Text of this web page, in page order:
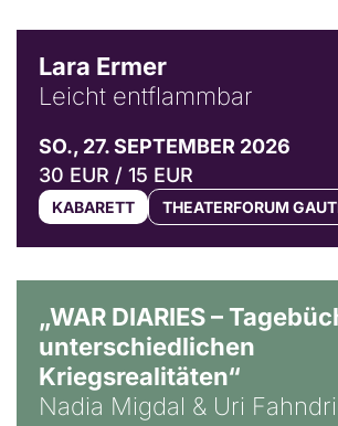
Lara Ermer
Leicht entflammbar
SO., 27. SEPTEMBER 2026
30 EUR / 15 EUR
KABARETT THEATERFORUM
„WAR DIARIES –
unterschiedlichen
Kriegsrealitäten“
Nadia Migdal & Uri